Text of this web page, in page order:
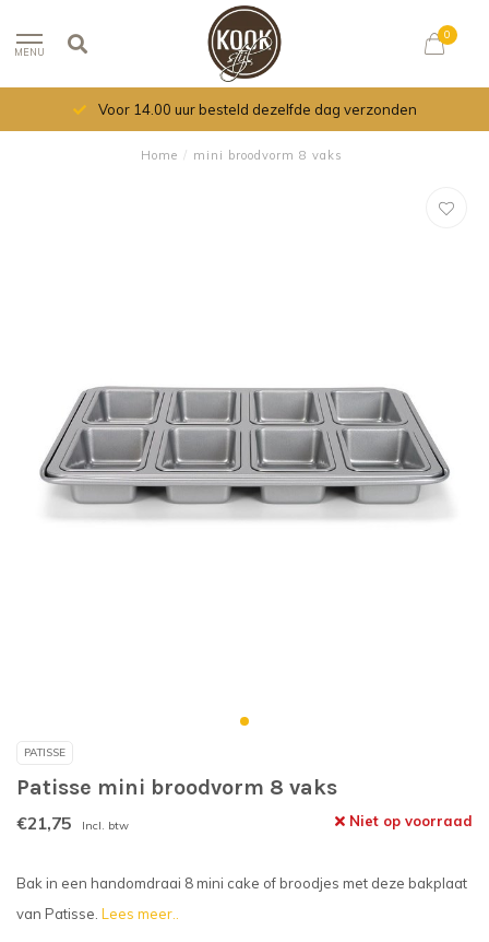
MENU
0
Voor 14.00 uur besteld dezelfde dag verzonden
Home / mini broodvorm 8 vaks
PATISSE
Patisse mini broodvorm 8 vaks
€21,75 Incl. btw Niet op voorraad
Bak in een handomdraai 8 mini cake of broodjes met deze bakplaat
van Patisse. Lees meer..